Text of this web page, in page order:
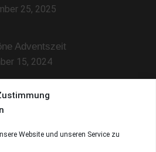
Website und unseren Service zu
25, 2025
Adventszeit
15, 2024
und entspannen